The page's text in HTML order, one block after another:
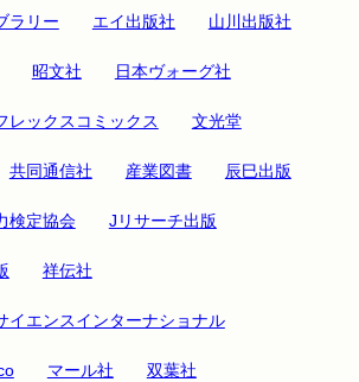
ラリー エイ出版社 山川出版社
昭文社 日本ヴォーグ社
レックスコミックス 文光堂
共同通信社 産業図書 辰巳出版
検定協会 Jリサーチ出版
祥伝社
イエンスインターナショナル
マール社 双葉社